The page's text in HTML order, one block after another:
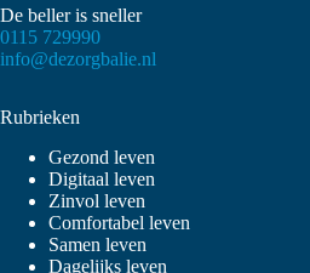
De beller is sneller
0115 729990
info@dezorgbalie.nl
Rubrieken
Gezond leven
Digitaal leven
Zinvol leven
Comfortabel leven
Samen leven
Dagelijks leven